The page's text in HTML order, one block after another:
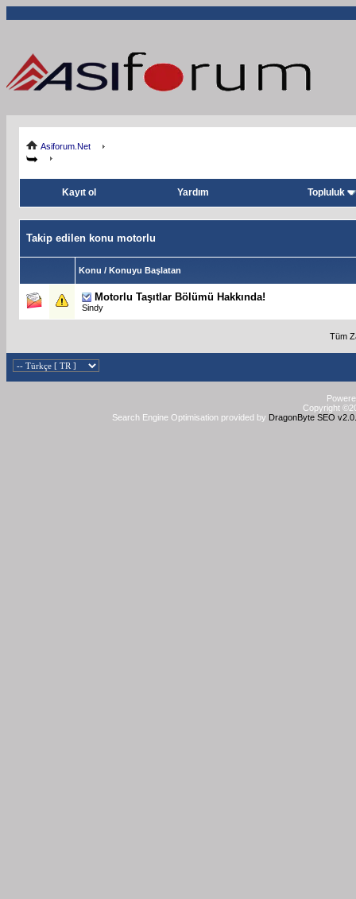
Asiforum.Net
Kayıt ol Yardım Topluluk
Takip edilen konu motorlu
Konu / Konuyu Başlatan
Motorlu Taşıtlar Bölümü Hakkında!
Sindy
Tüm
Copyright
Search Engine Optimisation provided by DragonByte SEO